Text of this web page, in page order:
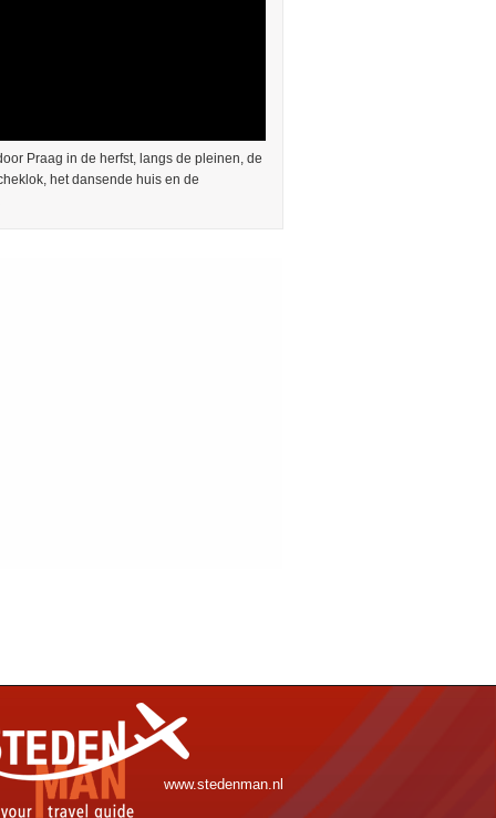
Praag in de herfst, langs de pleinen, de
het dansende huis en de
www.stedenman.nl